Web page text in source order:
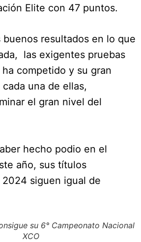
Elite con 47 puntos.
buenos resultados en lo que
las exigentes pruebas
competido y su gran
una de ellas,
el gran nivel del
hecho podio en el
año, sus títulos
siguen igual de
su 6° Campeonato Nacional
XCO